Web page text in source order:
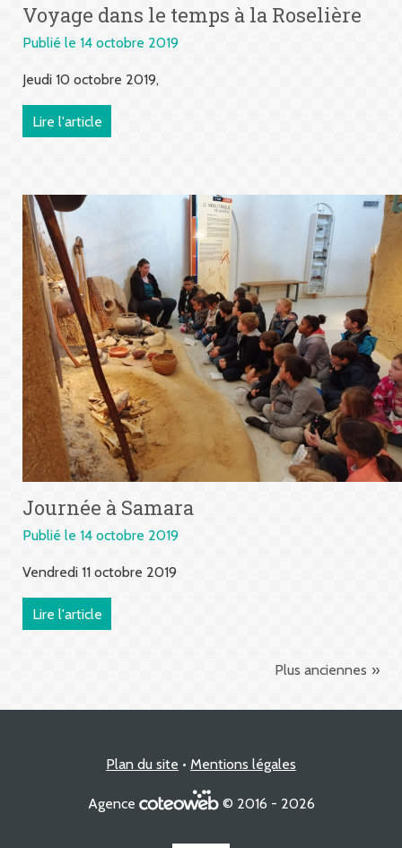
Voyage dans le temps à la Roselière
Publié le 14 octobre 2019
Jeudi 10 octobre 2019,
Lire l'article
Journée à Samara
Publié le 14 octobre 2019
Vendredi 11 octobre 2019
Lire l'article
Plus anciennes
Plan du site Mentions légales
Agence © 2016 - 2026